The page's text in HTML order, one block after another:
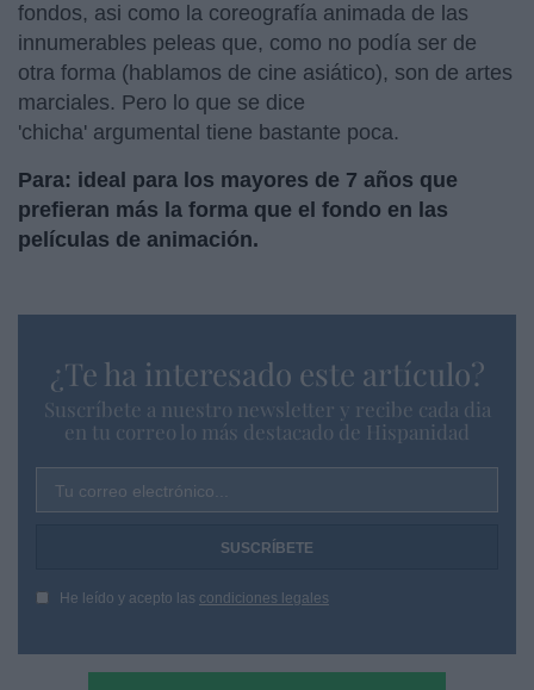
fondos, asi como la coreografía animada de las
innumerables peleas que, como no podía ser de
otra forma (hablamos de cine asiático), son de artes
marciales. Pero lo que se dice
'chicha' argumental tiene bastante poca.
Para: ideal para los mayores de 7 años que
prefieran más la forma que el fondo en las
películas de animación.
¿Te ha interesado este artículo?
Suscríbete a nuestro newsletter y recibe cada dia
en tu correo lo más destacado de Hispanidad
Tu correo electrónico...
He leído y acepto las condiciones legales